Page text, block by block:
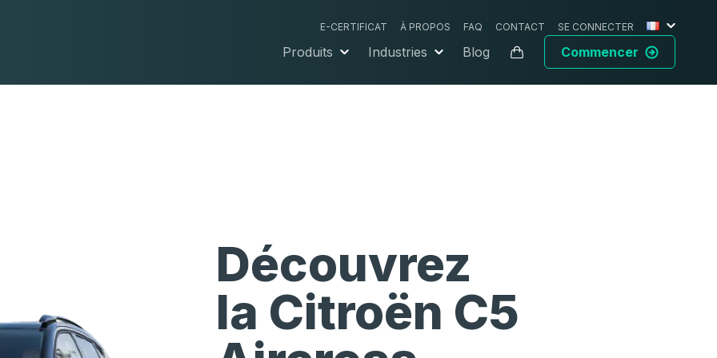
E-CERTIFICAT À PROPOS FAQ CONTACT SE CONNECTER
Produits Industries Blog Commencer
Découvrez
la Citroën C5